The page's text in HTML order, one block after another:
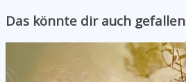
Das könnte dir auch gefallen